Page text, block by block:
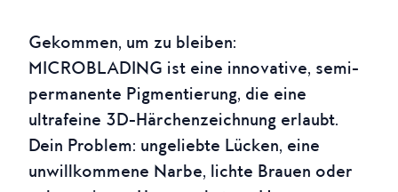
Gekommen, um zu bleiben:
MICROBLADING ist eine innovative, semi-
permanente Pigmentierung, die eine
ultrafeine 3D-Härchenzeichnung erlaubt.
Dein Problem: ungeliebte Lücken, eine
unwillkommene Narbe, lichte Brauen oder